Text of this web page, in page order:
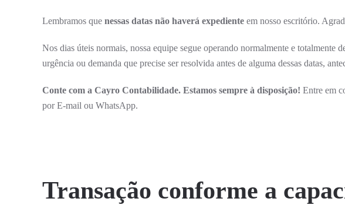
Lembramos que nessas datas não haverá expediente em nosso escritório.
Nos dias úteis normais, nossa equipe segue operando normalmente e totalmente
urgência ou demanda que precise ser resolvida antes de alguma dessas datas,
Conte com a Cayro Contabilidade. Estamos sempre à disposição! Entre em
por E-mail ou WhatsApp.
Transação conforme a